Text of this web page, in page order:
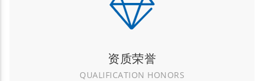
资质荣誉
QUALIFICATION HONORS